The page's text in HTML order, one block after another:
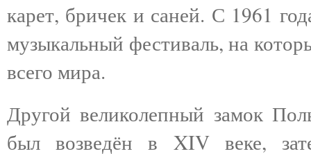
карет, бричек и саней. С 1961
музыкальный фестиваль, на
всего мира.
Другой великолепный замок
был возведён в XIV веке,